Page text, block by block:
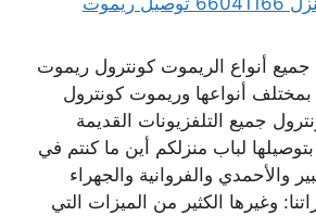
جميع أنواع الريموت كونترول ريموت
أنواعها وريموت كونترول
جميع التلفزيونات القديمة
لباب منزلكم أين ما كنتم في
والأحمدي والفروانية والجهراء
وغيرها الكثير من الميزات التي